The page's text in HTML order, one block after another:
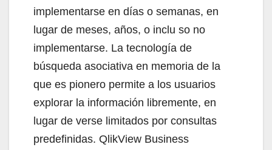
implementarse en días o semanas, en
lugar de meses, años, o inclu so no
implementarse. La tecnología de
búsqueda asociativa en memoria de la
que es pionero permite a los usuarios
explorar la información libremente, en
lugar de verse limitados por consultas
predefinidas. QlikView Business